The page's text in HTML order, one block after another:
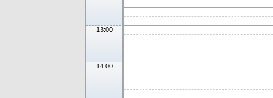
13:00
14:00